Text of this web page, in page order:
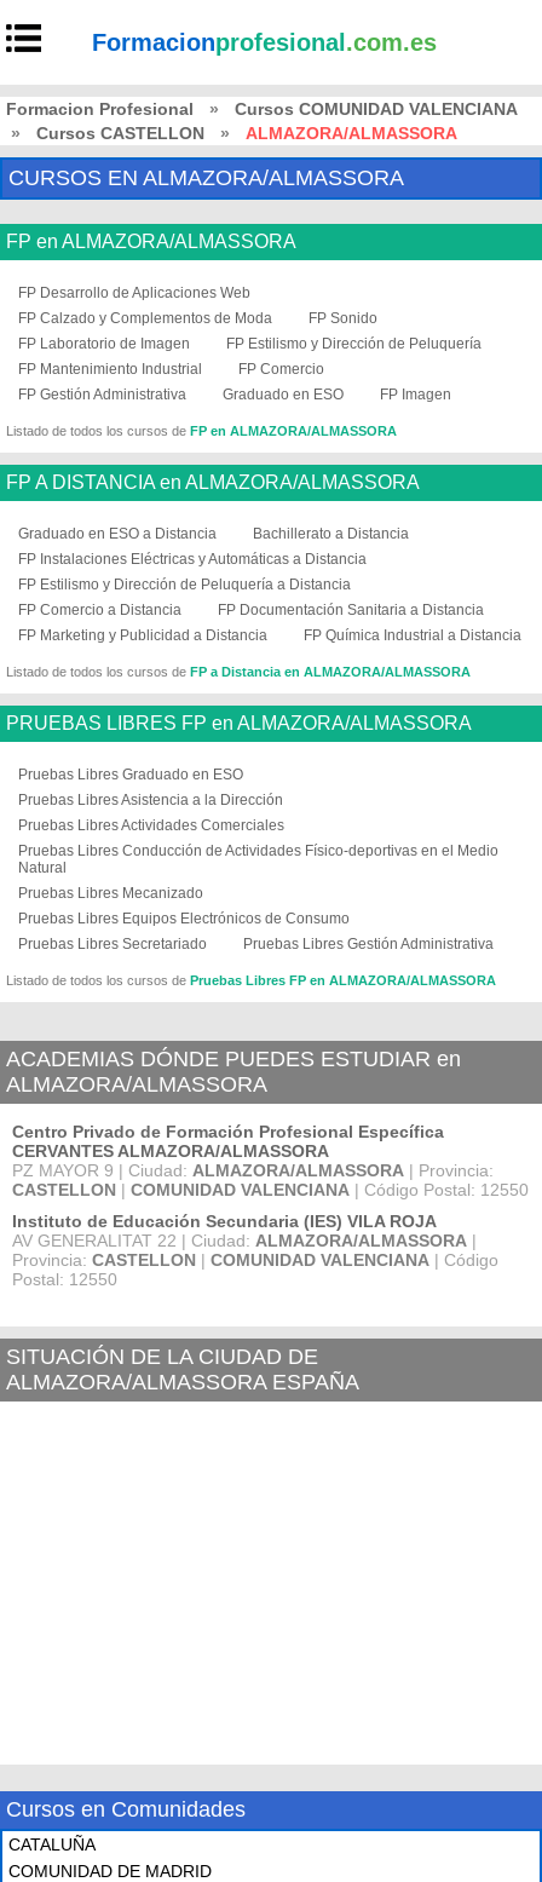
Formacionprofesional .com.es
Formacion Profesional »
Cursos COMUNIDAD VALENCIANA
»
Cursos CASTELLON » ALMAZORA/ALMASSORA
CURSOS EN ALMAZORA/ALMASSORA
FP en ALMAZORA/ALMASSORA
FP Desarrollo de Aplicaciones Web
FP Calzado y Complementos de Moda
FP Sonido
FP Laboratorio de Imagen
FP Estilismo y Dirección de Peluquería
FP Mantenimiento Industrial
FP Comercio
FP Gestión Administrativa
Graduado en ESO FP Imagen
Listado de todos los cursos de FP en ALMAZORA/ALMASSORA
FP A DISTANCIA en ALMAZORA/ALMASSORA
Graduado en ESO a Distancia
Bachillerato a Distancia
FP Instalaciones Eléctricas y Automáticas a Distancia
FP Estilismo y Dirección de Peluquería a Distancia
FP Comercio a Distancia
FP Documentación Sanitaria a Distancia
FP Marketing y Publicidad a Distancia
FP Química Industrial a Distancia
Listado de todos los cursos de FP a Distancia en ALMAZORA/ALMASSORA
PRUEBAS LIBRES FP en ALMAZORA/ALMASSORA
Pruebas Libres Graduado en ESO
Pruebas Libres Asistencia a la Dirección
Pruebas Libres Actividades Comerciales
Pruebas Libres Conducción de Actividades Físico-deportivas en el Medio
Natural
Pruebas Libres Mecanizado
Pruebas Libres Equipos Electrónicos de Consumo
Pruebas Libres Secretariado
Pruebas Libres Gestión Administrativa
Listado de todos los cursos de Pruebas Libres FP en ALMAZORA/ALMASSORA
ACADEMIAS DÓNDE PUEDES ESTUDIAR en
ALMAZORA/ALMASSORA
Centro Privado de Formación Profesional Específica
CERVANTES ALMAZORA/ALMASSORA
PZ MAYOR 9 | Ciudad: ALMAZORA/ALMASSORA | Provincia:
CASTELLON | COMUNIDAD VALENCIANA | Código Postal: 12550
Instituto de Educación Secundaria (IES) VILA ROJA
AV GENERALITAT 22 | Ciudad: ALMAZORA/ALMASSORA |
Provincia: CASTELLON | COMUNIDAD VALENCIANA | Código
Postal: 12550
SITUACIÓN DE LA CIUDAD DE
ALMAZORA/ALMASSORA ESPAÑA
Cursos en Comunidades
CATALUÑA
COMUNIDAD DE MADRID